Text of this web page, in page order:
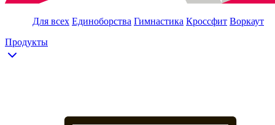
Для всех Единоборства Гимнастика Кроссфит Воркаут
Продукты